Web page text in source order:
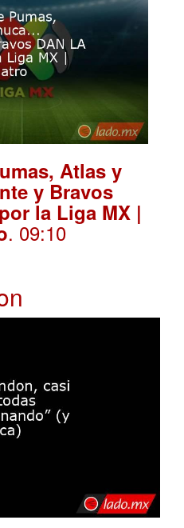
Atlas y
y Bravos
la Liga MX |
. 09:10